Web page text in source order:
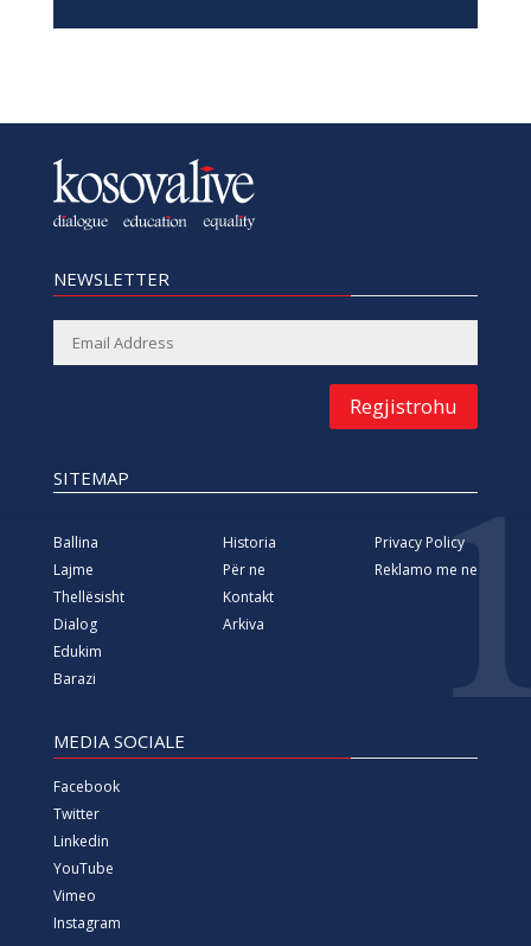
NEWSLETTER
Regjistrohu
SITEMAP
Ballina
Lajme
Thellësisht
Dialog
Edukim
Barazi
Historia
Për ne
Kontakt
Arkiva
Privacy Policy
Reklamo me ne
MEDIA SOCIALE
Facebook
Twitter
Linkedin
YouTube
Vimeo
Instagram